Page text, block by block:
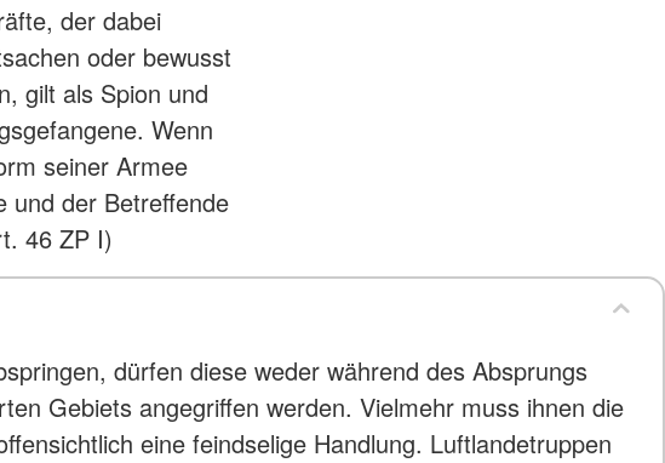
der dabei
oder bewusst
gilt als Spion und
Wenn
seiner Armee
und der Betreffende
46 ZP I)
dürfen diese weder während des Absprungs
Gebiets angegriffen werden. Vielmehr muss ihnen die
eine feindselige Handlung. Luftlandetruppen